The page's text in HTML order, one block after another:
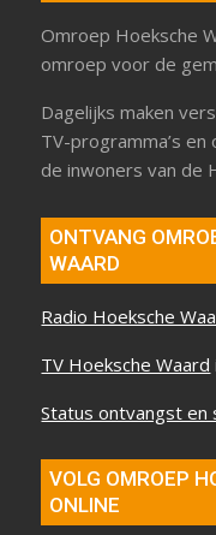
Omroep Hoeksche
omroep voor de
Dagelijks maken
TV-programma’s
de inwoners van de
ONTVANG
WAARD
Radio Hoeksche
TV Hoeksche Waard
Status ontvangst en
VOLG OMROEP
ONLINE